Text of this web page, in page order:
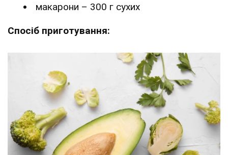
макарони – 300 г сухих
Спосіб приготування: